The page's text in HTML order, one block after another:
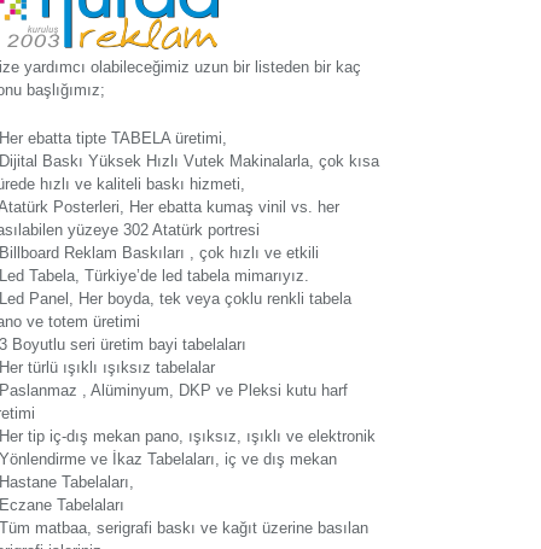
yardımcı olabileceğimiz uzun bir listeden bir kaç
başlığımız;
ebatta tipte TABELA üretimi,
Baskı Yüksek Hızlı Vutek Makinalarla, çok kısa
hızlı ve kaliteli baskı hizmeti,
Posterleri, Her ebatta kumaş vinil vs. her
yüzeye 302 Atatürk portresi
Reklam Baskıları , çok hızlı ve etkili
Tabela, Türkiye’de led tabela mimarıyız.
Panel, Her boyda, tek veya çoklu renkli tabela
ve totem üretimi
Boyutlu seri üretim bayi tabelaları
türlü ışıklı ışıksız tabelalar
, Alüminyum, DKP ve Pleksi kutu harf
tip iç-dış mekan pano, ışıksız, ışıklı ve elektronik
ve İkaz Tabelaları, iç ve dış mekan
Tabelaları,
Tabelaları
matbaa, serigrafi baskı ve kağıt üzerine basılan